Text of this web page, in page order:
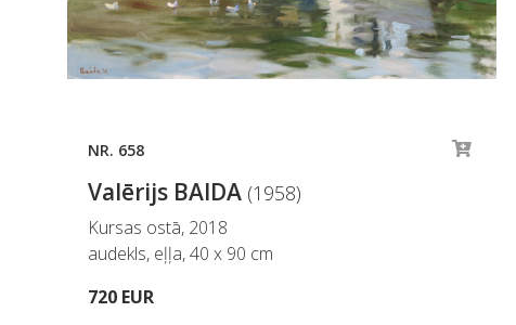
NR. 658
Valērijs BAIDA (1958)
Kursas ostā, 2018
audekls, eļļa, 40 x 90 cm
720 EUR